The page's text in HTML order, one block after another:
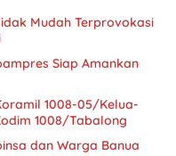
Mudah Terprovokasi
Siap Amankan
1008-05/Kelua-
1008/Tabalong
dan Warga Banua